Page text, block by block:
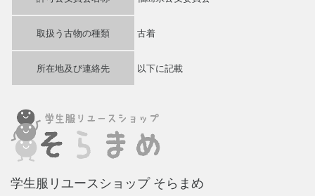
取扱う古物の種類 古着
所在地及び連絡先 以下に記載
学生服リユースショップ そらまめ